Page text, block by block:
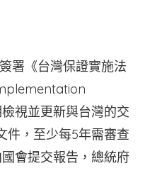
宮官網
署《台灣保證實施法
視並更新與台灣的交
件，至少每5年需審查
會提交報告，總統府